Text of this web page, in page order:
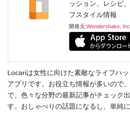
ッション、レシピ
フスタイル情報
開発元:Wondershake, Inc.
Locariは女性に向けた素敵なライフハ
アプリです。お役立ち情報が多いので
で、色々な分野の最新記事がチェック
す。おしゃべりの話題になるし、単純